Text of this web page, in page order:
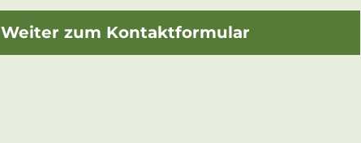
Weiter zum Kontaktformular